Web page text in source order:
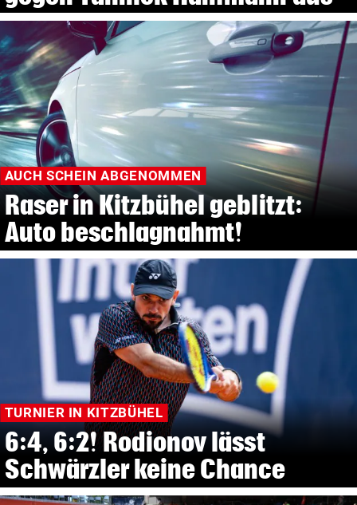
AUCH SCHEIN ABGENOMMEN
Raser in Kitzbühel geblitzt:
Auto beschlagnahmt!
TURNIER IN KITZBÜHEL
6:4, 6:2! Rodionov lässt
Schwärzler keine Chance